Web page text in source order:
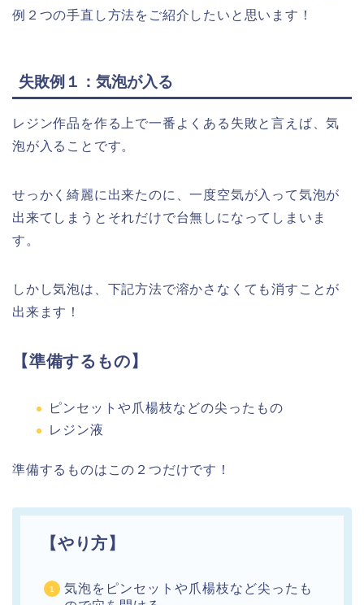
例２つの手直し方法をご紹介したいと思います！
失敗例１：気泡が入る
レジン作品を作る上で一番よくある失敗と言えば、気
泡が入ることです。
せっかく綺麗に出来たのに、一度空気が入って気泡が
出来てしまうとそれだけで台無しになってしまいま
す。
しかし気泡は、下記方法で溶かさなくても消すことが
出来ます！
【準備するもの】
ピンセットや爪楊枝などの尖ったもの
レジン液
準備するものはこの２つだけです！
【やり方】
気泡をピンセットや爪楊枝など尖ったも